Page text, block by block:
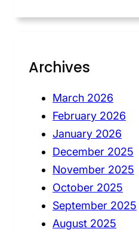
Archives
March 2026
February 2026
January 2026
December 2025
November 2025
October 2025
September 2025
August 2025